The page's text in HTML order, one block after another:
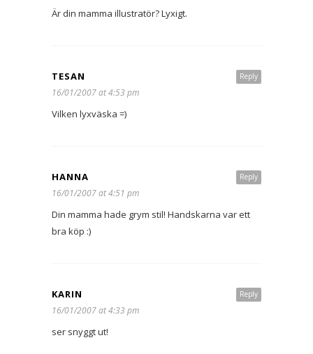
Är din mamma illustratör? Lyxigt.
Reply
TESAN
16/01/2007 at 4:53 pm
Vilken lyxväska =)
Reply
HANNA
16/01/2007 at 4:51 pm
Din mamma hade grym stil! Handskarna var ett
bra köp :)
Reply
KARIN
16/01/2007 at 4:33 pm
ser snyggt ut!